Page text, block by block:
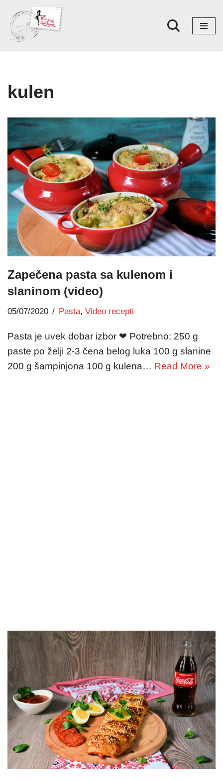
Skoči
na
kulen
Zapečena pasta sa kulenom i
slaninom (video)
05/07/2020 Pasta, Video recepti
Pasta je uvek dobar izbor ❤ Potrebno: 250 g
paste po želji 2-3 čena belog luka 100 g slanine
200 g šampinjona 100 g kulena… Read More »